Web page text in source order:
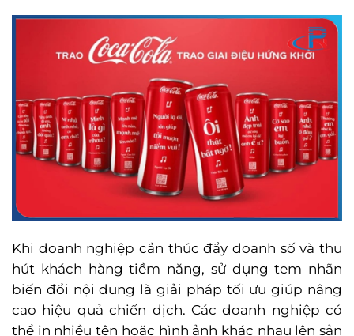
Khi doanh nghiệp cần thúc đẩy doanh số và thu
hút khách hàng tiềm năng, sử dụng tem nhãn
biến đổi nội dung là giải pháp tối ưu giúp nâng
cao hiệu quả chiến dịch. Các doanh nghiệp có
thể in nhiều tên hoặc hình ảnh khác nhau lên sản